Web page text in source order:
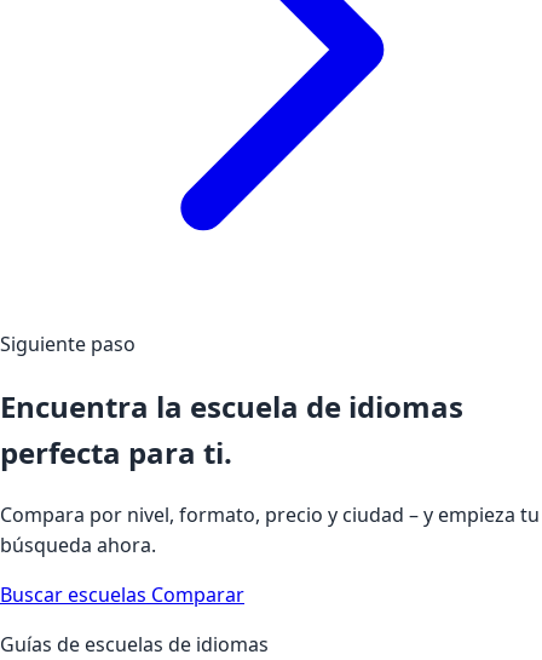
Siguiente paso
Encuentra la escuela de idiomas
perfecta para ti.
Compara por nivel, formato, precio y ciudad – y empieza tu
búsqueda ahora.
Buscar escuelas Comparar
Guías de escuelas de idiomas